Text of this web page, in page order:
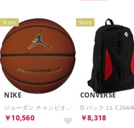
Store
NIKE
ジョーダン チャンピオンシップ 8P （アンバー/ブラック/メタリックゴールド/ブラック）
￥10,560
Store
CONVERSE
￥8,318